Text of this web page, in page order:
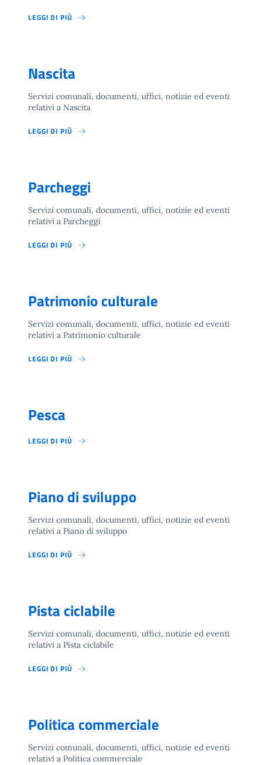
LEGGI DI PIÙ
Nascita
Servizi comunali, documenti, uffici, notizie ed eventi
relativi a Nascita
LEGGI DI PIÙ
Parcheggi
Servizi comunali, documenti, uffici, notizie ed eventi
relativi a Parcheggi
LEGGI DI PIÙ
Patrimonio culturale
Servizi comunali, documenti, uffici, notizie ed eventi
relativi a Patrimonio culturale
LEGGI DI PIÙ
Pesca
LEGGI DI PIÙ
Piano di sviluppo
Servizi comunali, documenti, uffici, notizie ed eventi
relativi a Piano di sviluppo
LEGGI DI PIÙ
Pista ciclabile
Servizi comunali, documenti, uffici, notizie ed eventi
relativi a Pista ciclabile
LEGGI DI PIÙ
Politica commerciale
Servizi comunali, documenti, uffici, notizie ed eventi
relativi a Politica commerciale